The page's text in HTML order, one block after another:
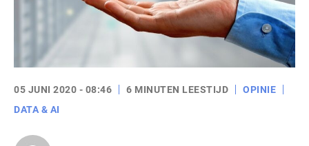
05 JUNI 2020 - 08:46 6 MINUTEN LEESTIJD
OPINIE
DATA & AI